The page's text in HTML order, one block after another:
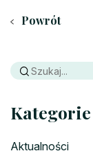
Powrót
Kategorie
Aktualności